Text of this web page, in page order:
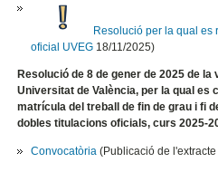
Resolució per la qual es
oficial UVEG 18/11/2025)
Resolució de 8 de gener de 2025 de
Universitat de València, per la qual es
matrícula del treball de fin de grau i fi
dobles titulacions oficials, curs 2025-
Convocatòria (Publicació de